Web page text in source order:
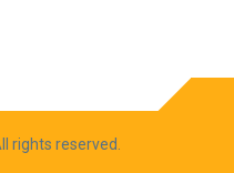
rights reserved.